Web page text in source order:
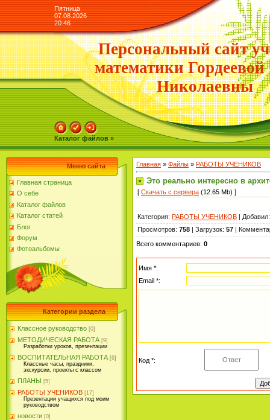
Пятница
07.08.2026
20:46
Персональный сайт
математики
Николаевны
Каталог файлов »
Меню сайта
Главная страница
О себе
Каталог файлов
Каталог статей
Блог
Форум
Фотоальбомы
Категории раздела
Классное руководство [0]
МЕТОДИЧЕСКАЯ РАБОТА [9]
Разработки уроков, презентации
ВОСПИТАТЕЛЬНАЯ РАБОТА [6]
Классные часы, праздники,
экскурсии, проекты с классом
ПЛАНЫ [5]
РАБОТЫ УЧЕНИКОВ [17]
Презентации учащихся под моим
руководством
новости [0]
Главная » Файлы » РАБОТЫ УЧЕНИКОВ
Это реально интересно в
[ Скачать с сервера (12.65 Mb) ]
Категория: РАБОТЫ УЧЕНИКОВ | Добавил
Просмотров: 758 | Загрузок: 57 |
Всего комментариев: 0
Имя *:
Email *:
Код *: